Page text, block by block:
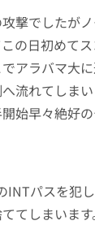
撃でしたが
の日初めて
アラバマ大
流れてしま
始早々絶好
INTパスを犯
てしまいます